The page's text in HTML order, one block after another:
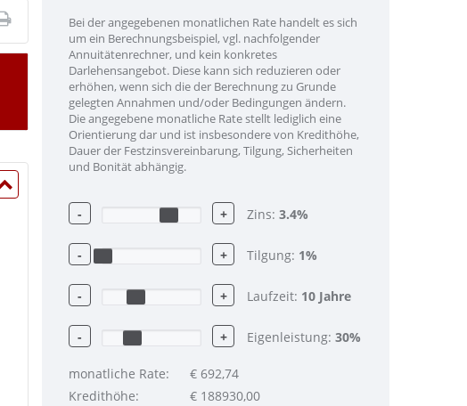
Bei der angegebenen monatlichen Rate handelt es sich
um ein Berechnungsbeispiel, vgl. nachfolgender
Annuitätenrechner, und kein konkretes
Darlehensangebot. Diese kann sich reduzieren oder
erhöhen, wenn sich die der Berechnung zu Grunde
gelegten Annahmen und/oder Bedingungen ändern.
Die angegebene monatliche Rate stellt lediglich eine
Orientierung dar und ist insbesondere von Kredithöhe,
Dauer der Festzinsvereinbarung, Tilgung, Sicherheiten
und Bonität abhängig.
- + Zins: 3.4%
- + Tilgung: 1%
- + Laufzeit: 10 Jahre
- + Eigenleistung: 30%
monatliche Rate: € 692,74
Kredithöhe:
€ 188930,00